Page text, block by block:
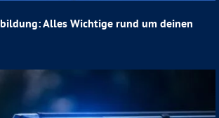
Alles Wichtige rund um deinen